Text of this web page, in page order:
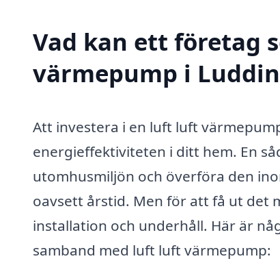
Vad kan ett företag
värmepump i
Att investera i en luft luft
energieffektiviteten i ditt hem. En
utomhusmiljön och överföra den
oavsett årstid. Men för att få ut det
installation och underhåll. Här är
samband med luft luft värmepump: